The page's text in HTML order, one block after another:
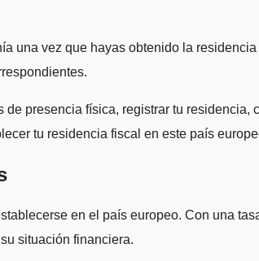
una vez que hayas obtenido la
presencia física, registrar tu residencia,
tu residencia fiscal en este país
en el país europeo. Con una
situación financiera.